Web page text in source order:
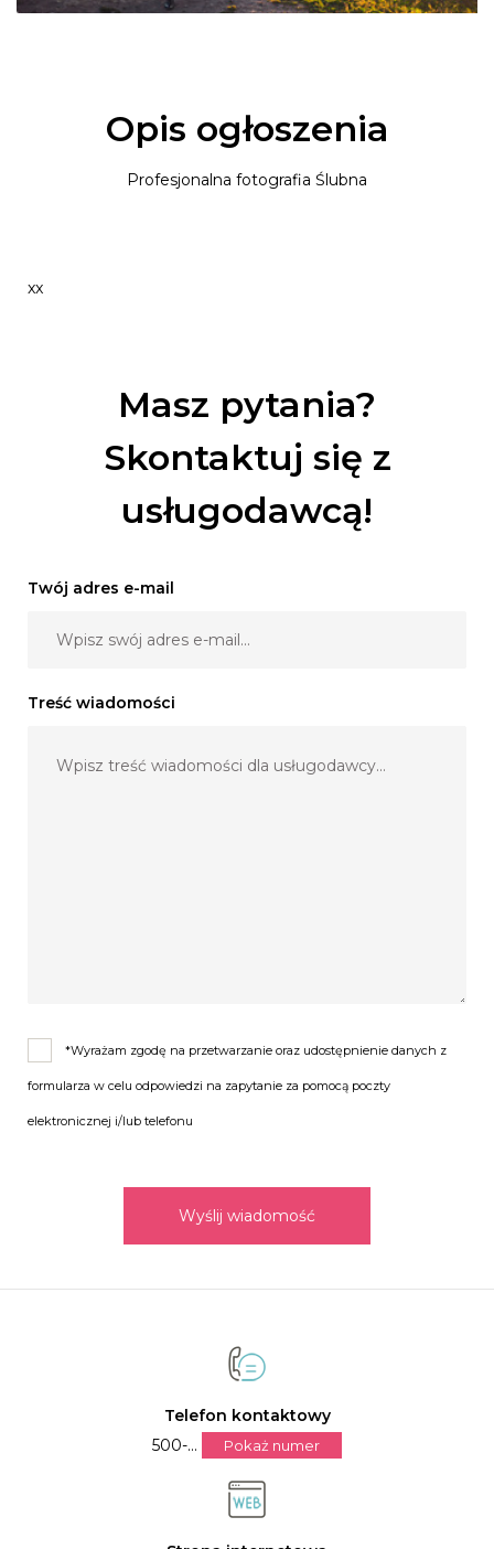
Opis ogłoszenia
Profesjonalna fotografia Ślubna
xx
Masz pytania?
Skontaktuj się z
usługodawcą!
Twój adres e-mail
Treść wiadomości
*Wyrażam zgodę na przetwarzanie oraz udostępnienie danych z
formularza w celu odpowiedzi na zapytanie za pomocą poczty
elektronicznej i/lub telefonu
Wyślij wiadomość
Telefon kontaktowy
500-...
Pokaż numer